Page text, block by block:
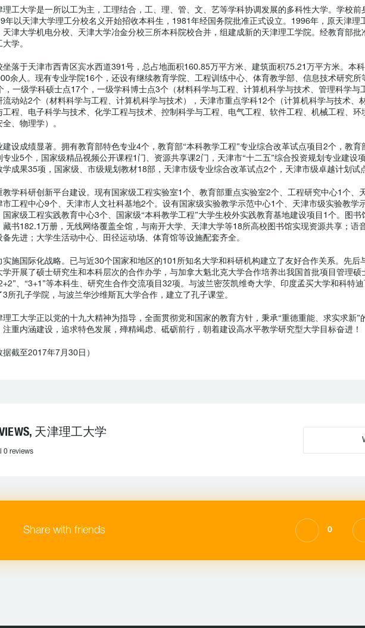
理工大学是一所以工为主，工理结合，工、理、管、文、艺等学科协调发展的多科性大学。学校前
年以天津大学理工分校名义开始招收本科生，1981年经国务院批准正式设立。1996年，原天津理
天津大学机电分校、天津大学冶金分校三所本科院校合并，组建成新的天津理工学院。经教育部批
大学。
坐落于天津市西青区宾水西道391号，总占地面积160.85万平方米、建筑面积75.21万平方米。本
余人。现有专业学院16个，还设有继续教育学院、工程训练中心、体育教学部、信息技术研究所
，一级学科硕士点17个，一级学科博士点3个（材料科学与工程、计算机科学与技术、管理科学与
流动站2个（材料科学与工程、计算机科学与技术），天津市重点学科12个（计算机科学与技术、
工程、电子科学与技术、化学工程与技术、控制科学与工程、电气工程、软件工程、机械工程、环
全、物理学）。
建设成绩显著。拥有教育部特色专业4个，教育部“本科教学工程”专业综合改革试点项目2个，教育
专业5个，国家级精品视频公开课程1门、资源共享课2门，天津市“十二五”综合投资规划专业建设
学成果35项，国家级、市级规划教材18部，天津市级专业综合改革试点2个，天津市级卓越
教学科研创新平台建设。现有国家级工程实验室1个、教育部重点实验室2个、工程研究中心1个、
市工程中心9个、天津市人文社科基地2个。设有国家级实验教学示范中心1个、天津市级实验教学
国家级工程实践教育中心3个、国家级“本科教学工程”大学生校外实践教育基地建设项目1个。图书
藏书182.1万册，无线网络覆盖全馆，与南开大学、天津大学等18所高校图书馆实现资源共享；语
备先进；大学生活动中心、田径运动场、体育馆等设施配套齐全。
实施国际化战略。已与近30个国家和地区的101所知名大学和科研机构建立了友好合作关系。先后
学开展了硕士研究生和本科层次的合作办学，与加拿大魁北克大学合作培养出我国首批项目管理硕
、“3+1”等本科生、研究生合作交流项目32项。与波兰密茨凯维奇大学、印度孟买大学和科特
3所孔子学院，与波兰华沙维斯瓦大学合作，建立了孔子课堂。
理工大学正以党的十九大精神为指导，全面贯彻党和国家的教育方针，秉承“重德重能、求实求新”
注重内涵建设，追求特色发展，殚精竭虑、砥砺前行，朝着建设高水平教学研究型大学目
据截至2017年7月30日）
天津理工大学
0 reviews
Share with friends 0